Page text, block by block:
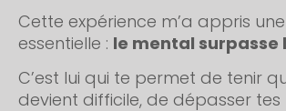
Cette expérience m’a appris
essentielle : le mental surpasse
C’est lui qui te permet de tenir
devient difficile, de dépasser